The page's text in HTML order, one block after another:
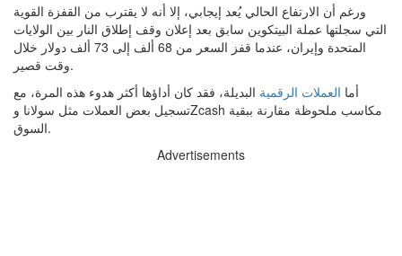
ورغم أن الارتفاع الحالي يُعد إيجابي، إلا أنه لا يقترب من القفزة القوية
التي سجلتها عملة البيتكوين سابق بعد إعلان وقف إطلاق النار بين الولايات
المتحدة وإيران، عندما قفز السعر من 68 ألف إلى 73 ألف دولار خلال
وقت قصير.
أما العملات الرقمية البديلة، فقد كان أداؤها أكثر هدوء هذه المرة، مع
تسجيل بعض العملات مثل سولانا وZcash مكاسب ملحوظة مقارنة ببقية
السوق.
Advertisements